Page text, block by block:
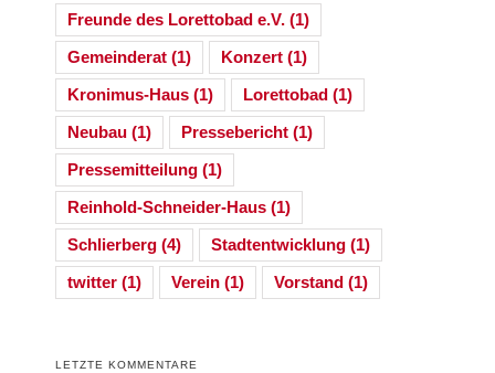
Freunde des Lorettobad e.V. (1)
Gemeinderat (1) Konzert (1)
Kronimus-Haus (1) Lorettobad (1)
Neubau (1) Pressebericht (1)
Pressemitteilung (1)
Reinhold-Schneider-Haus (1)
Schlierberg (4) Stadtentwicklung (1)
twitter (1) Verein (1) Vorstand (1)
LETZTE KOMMENTARE